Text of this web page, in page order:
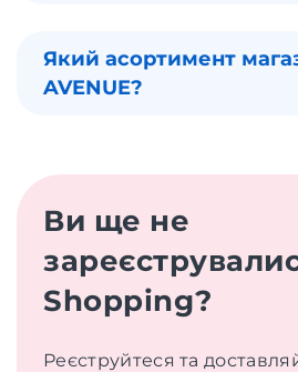
Який асортимент
AVENUE?
Ви ще не
Shopping?
Реєструйтеся та